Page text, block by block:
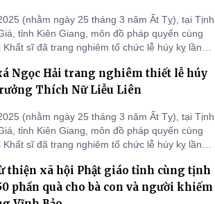
(nhằm ngày 25 tháng 3 năm Ất Tỵ), tại Tịnh
tỉnh Kiên Giang, môn đồ pháp quyến cùng
sĩ đã trang nghiêm tổ chức lễ húy kỵ lần
cho Phật giáo tỉnh nhà.
Ngọc Hải trang nghiêm thiết lễ húy
Thích Nữ Liễu Liên
(nhằm ngày 25 tháng 3 năm Ất Tỵ), tại Tịnh
tỉnh Kiên Giang, môn đồ pháp quyến cùng
sĩ đã trang nghiêm tổ chức lễ húy kỵ lần
cho Phật giáo tỉnh nhà.
thiện xã hội Phật giáo tỉnh cùng tịnh
phần quà cho bà con và người khiếm